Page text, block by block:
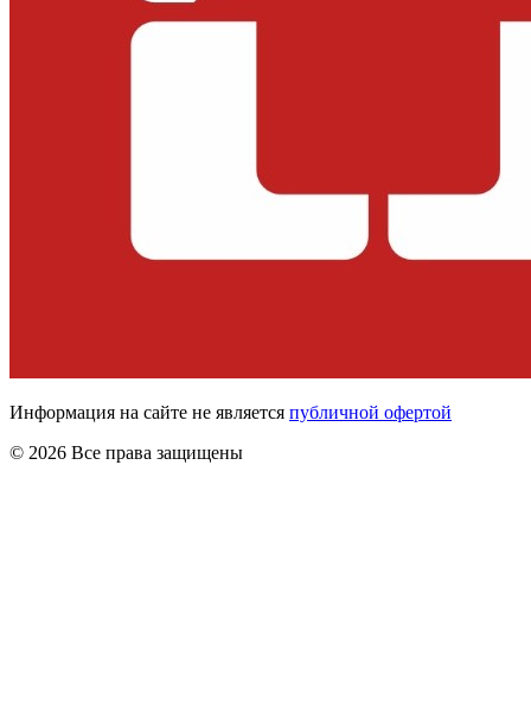
Информация на сайте не является публичной офертой
© 2026 Все права защищены